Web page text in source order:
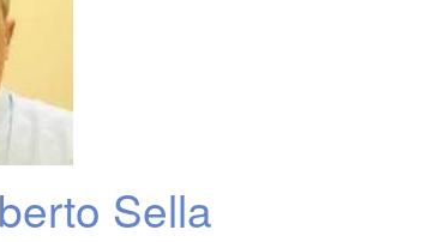
Sella